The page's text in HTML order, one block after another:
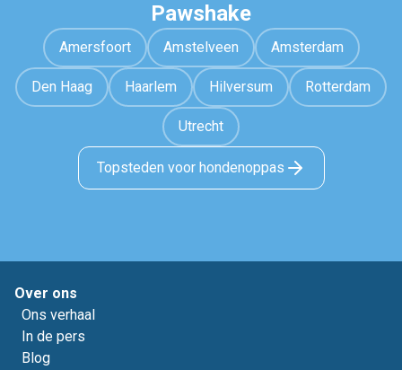
Pawshake
Amersfoort Amstelveen Amsterdam
Den Haag Haarlem Hilversum Rotterdam
Utrecht
Topsteden voor hondenoppas
Over ons
Ons verhaal
In de pers
Blog